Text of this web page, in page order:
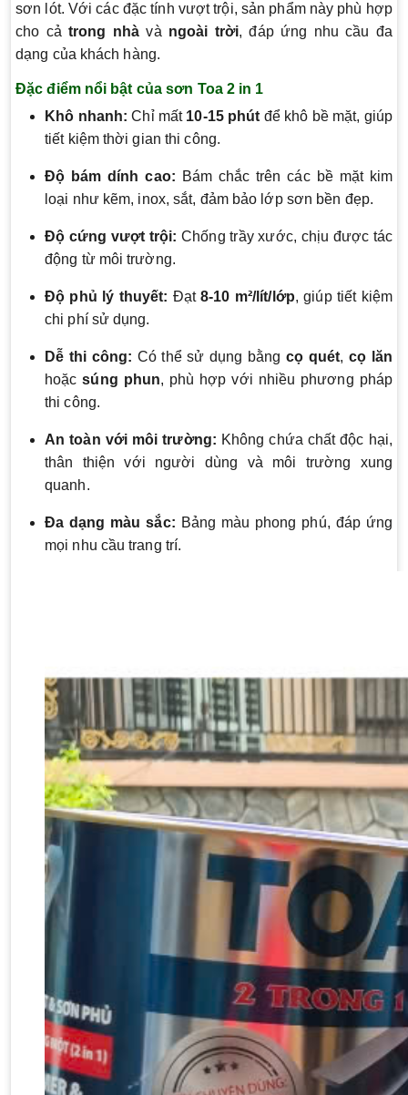
sơn lót. Với các đặc tính vượt trội, sản phẩm này phù hợp
cho cảtrong nhà và ngoài trời, đáp ứng nhu cầu đa
dạng của khách hàng.
Đặc điểm nổi bật của sơn Toa 2 in 1
Khô nhanh: Chỉ mất 10-15 phút để khô bề mặt, giúp
tiết kiệm thời gian thi công.
Độ bám dính cao: Bám chắc trên các bề mặt kim
loại như kẽm, inox, sắt, đảm bảo lớp sơn bền đẹp.
Độ cứng vượt trội: Chống trầy xước, chịu được tác
động từ môi trường.
Độ phủ lý thuyết: Đạt8-10 m²/lít/lớp, giúp tiết kiệm
chi phí sử dụng.
Dễ thi công: Có thể sử dụng bằngcọ quét, cọ lăn
hoặcsúng phun, phù hợp với nhiều phương pháp
thi công.
An toàn với môi trường: Không chứa chất độc hại,
thân thiện với người dùng và môi trường xung
quanh.
Đa dạng màu sắc: Bảng màu phong phú, đáp ứng
mọi nhu cầu trang trí.